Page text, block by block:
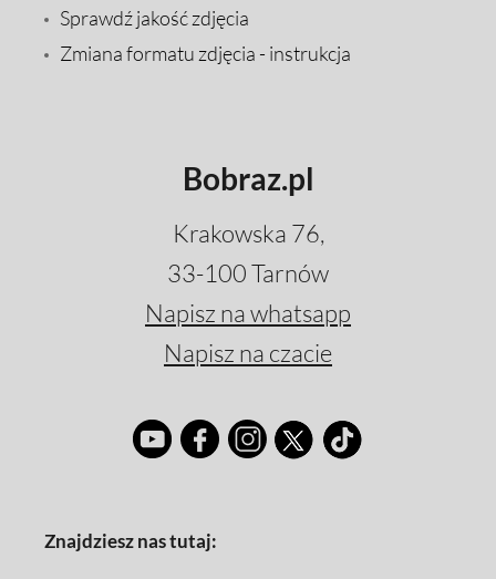
Sprawdź jakość zdjęcia
Zmiana formatu zdjęcia - instrukcja
Bobraz.pl
Krakowska 76,
33-100 Tarnów
Napisz na whatsapp
Napisz na czacie
Znajdziesz nas tutaj: